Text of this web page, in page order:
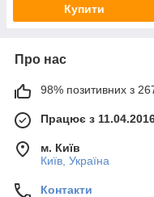
Купити
Про нас
98% позитивних з 267
Працює з
м. Київ
Київ, Україна
Контакти